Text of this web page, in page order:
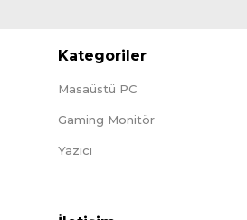
Kategoriler
Masaüstü PC
Gaming Monitör
Yazıcı